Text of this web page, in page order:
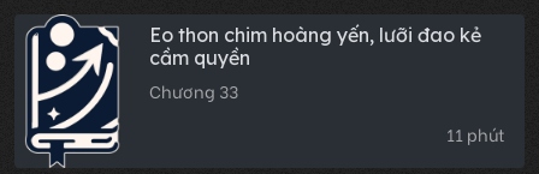
Eo thon chim hoàng yến, lưỡi đao kẻ
cầm quyền
Chương 33
11 phút